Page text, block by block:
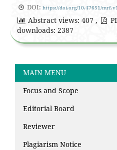
DOI: https://doi.org/10.47651/
Abstract views: 407 ,
downloads: 2387
MAIN MENU
Focus and Scope
Editorial Board
Reviewer
Plagiarism Notice